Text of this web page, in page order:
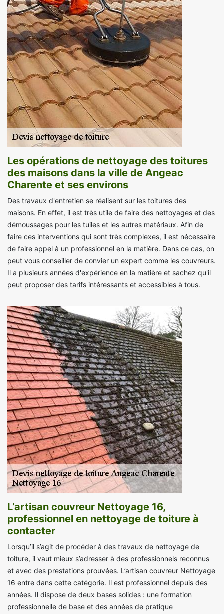
Les opérations de nettoyage des toitures
des maisons dans la ville de Angeac
Charente et ses environs
Des travaux d'entretien se réalisent sur les toitures des
maisons. En effet, il est très utile de faire des nettoyages et des
démoussages pour les tuiles et les autres matériaux. Afin de
faire ces interventions qui sont très complexes, il est nécessaire
de faire appel à un professionnel en la matière. Dans ce cas, on
peut vous conseiller de convier un expert comme les couvreurs.
Il a plusieurs années d'expérience en la matière et sachez qu'il
peut proposer des tarifs intéressants et accessibles à tous.
L’artisan couvreur Nettoyage 16,
professionnel en nettoyage de toiture à
contacter
Lorsqu’il s’agit de procéder à des travaux de nettoyage de
toiture, il vaut mieux s’adresser à des professionnels reconnus
et avec des prestations prouvées. L’artisan couvreur Nettoyage
16 entre dans cette catégorie. Il est professionnel depuis des
années. Il dispose de deux bases solides : une formation
professionnelle de base et des années de pratique